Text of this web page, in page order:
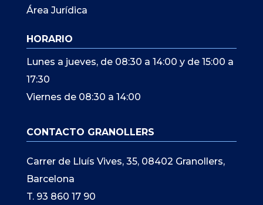
Área Jurídica
HORARIO
Lunes a jueves, de 08:30 a 14:00 y de 15:00 a
17:30
Viernes de 08:30 a 14:00
CONTACTO GRANOLLERS
Carrer de Lluís Vives, 35, 08402 Granollers,
Barcelona
T. 93 860 17 90